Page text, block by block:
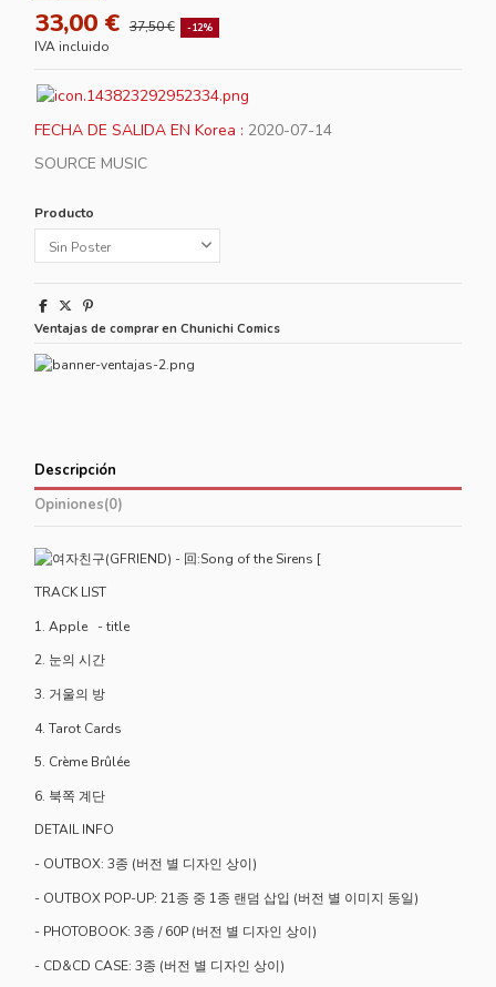
33,00 € 37,50 € -12%
IVA incluido
FECHA DE SALIDA EN Korea : 2020-07-14
SOURCE MUSIC
Producto
Ventajas de comprar en Chunichi Comics
Descripción
Opiniones(0)
TRACK LIST
1. Apple - title
2. 눈의 시간
3. 거울의 방
4. Tarot Cards
5. Crème Brûlée
6. 북쪽 계단
DETAIL INFO
- OUTBOX: 3종 (버전 별 디자인 상이)
- OUTBOX POP-UP: 21종 중 1종 랜덤 삽입 (버전 별 이미지 동일)
- PHOTOBOOK: 3종 / 60P (버전 별 디자인 상이)
- CD&CD CASE: 3종 (버전 별 디자인 상이)